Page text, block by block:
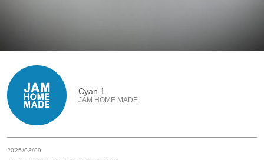
Cyan 1
JAM HOME MADE
2025/03/09